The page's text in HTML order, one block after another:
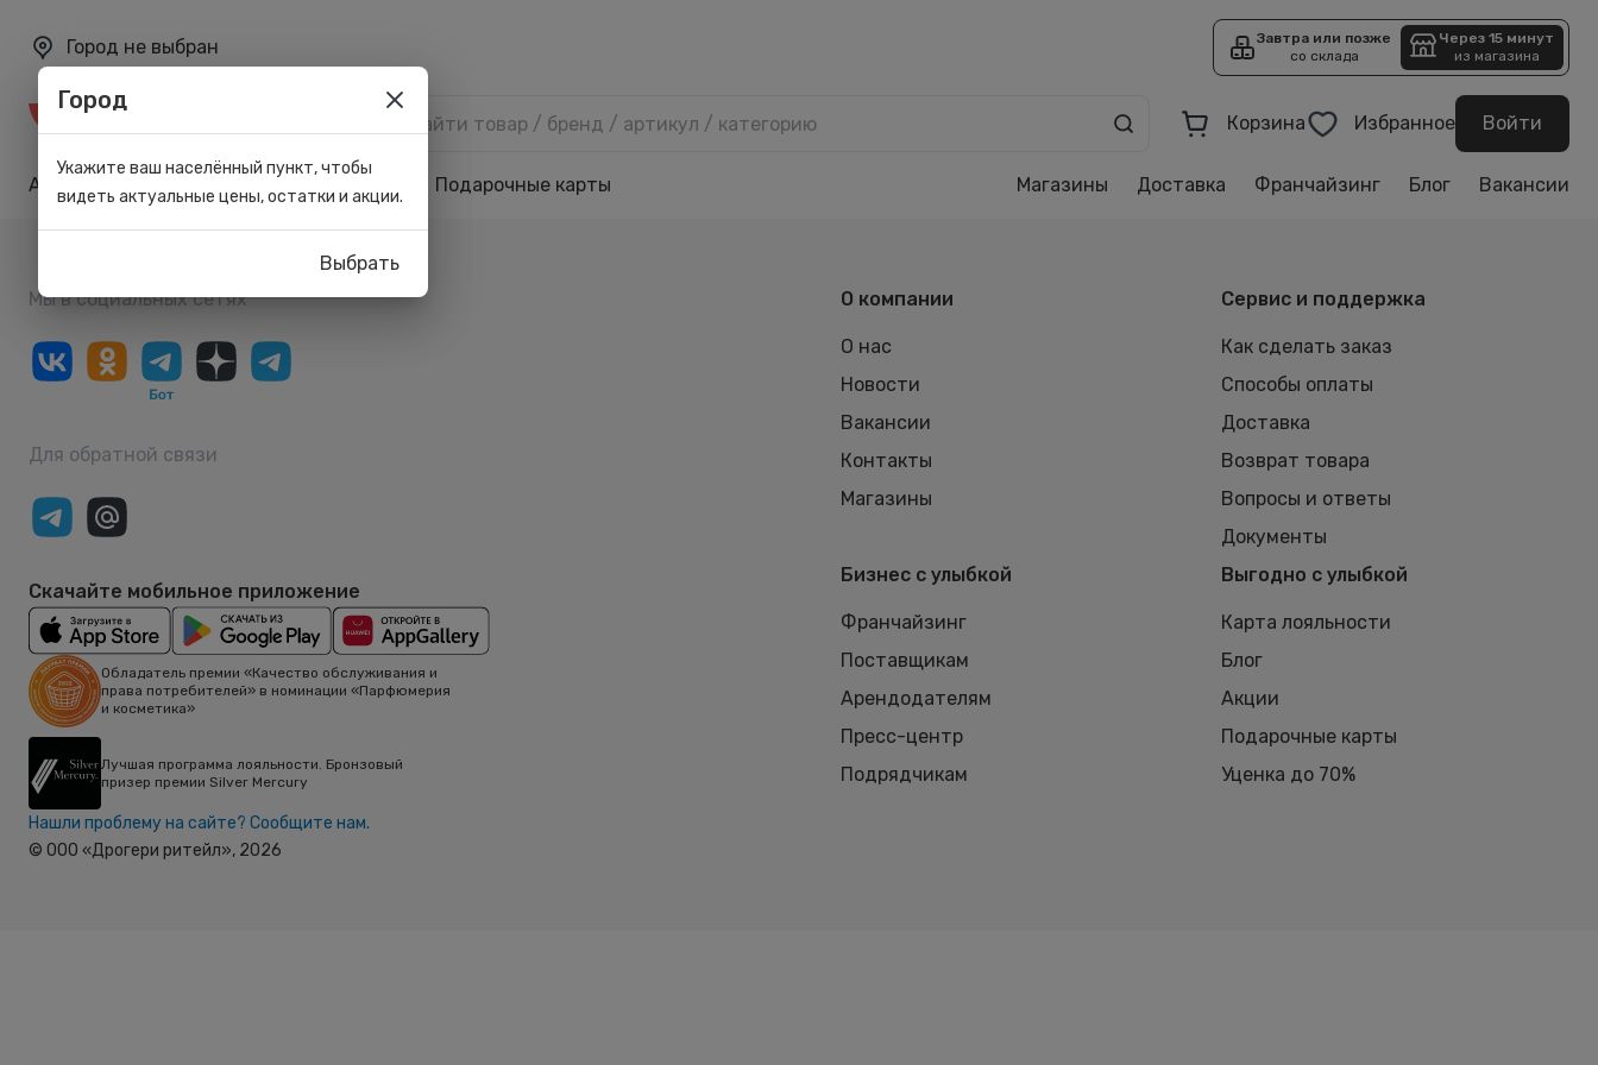
Город не выбран
Завтра или позже
со склада
Через 15 минут
из магазина
Корзина Избранное Войти
Акции Карта лояльности Подарочные карты Магазины Доставка Франчайзинг Блог Вакансии
Мы в социальных сетях
Для обратной связи
Скачайте мобильное приложение
Обладатель премии «Качество обслуживания и
права потребителей» в номинации «Парфюмерия
и косметика»
Лучшая программа лояльности. Бронзовый
призер премии Silver Mercury
Нашли проблему на сайте? Сообщите нам.
© ООО «Дрогери ритейл», 2026
О компании
О нас
Новости
Вакансии
Контакты
Магазины
Сервис и поддержка
Как сделать заказ
Способы оплаты
Доставка
Возврат товара
Вопросы и ответы
Документы
Бизнес с улыбкой
Франчайзинг
Поставщикам
Арендодателям
Пресс-центр
Подрядчикам
Выгодно с улыбкой
Карта лояльности
Блог
Акции
Подарочные карты
Уценка до 70%
Город
Укажите ваш населённый пункт, чтобы
видеть актуальные цены, остатки и акции.
Выбрать